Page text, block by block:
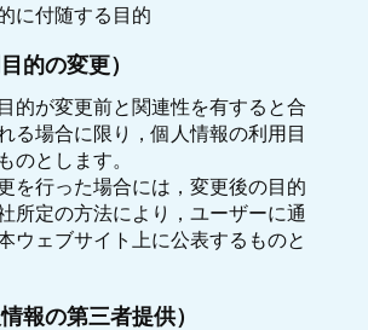
に付随する目的
的の変更）
的が変更前と関連性を有すると合
る場合に限り，個人情報の利用目
のとします。
を行った場合には，変更後の目的
所定の方法により，ユーザーに通
ウェブサイト上に公表するものと
報の第三者提供）